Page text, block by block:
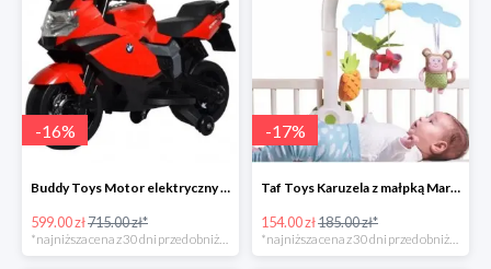
-16%
Buddy Toys Motor elektryczny BMW K1300 BEC 6011 -16%
599.00 zł715.00 zł*
-17%
Taf Toys Karuzela z małpką Marco -16%
154.00 zł185.00 zł*